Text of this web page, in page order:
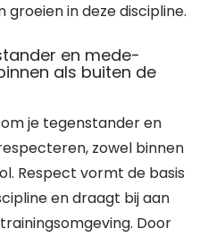
groeien in deze discipline.
en mede-
als buiten de
je tegenstander en
zowel binnen
Respect vormt de basis
en draagt bij aan
Door